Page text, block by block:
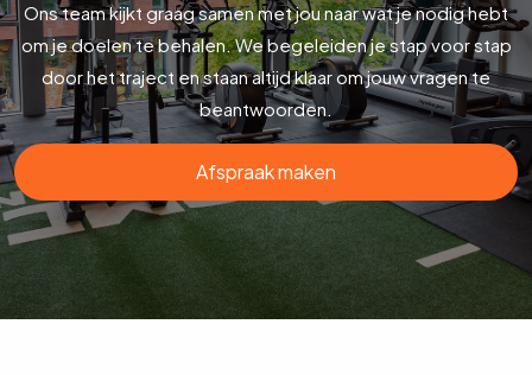
Ons team kijkt graag samen met jou naar wat je nodig hebt
om je doelen te behalen. We begeleiden je stap voor stap
door het traject en staan altijd klaar om jouw vragen te
beantwoorden.
Afspraak maken